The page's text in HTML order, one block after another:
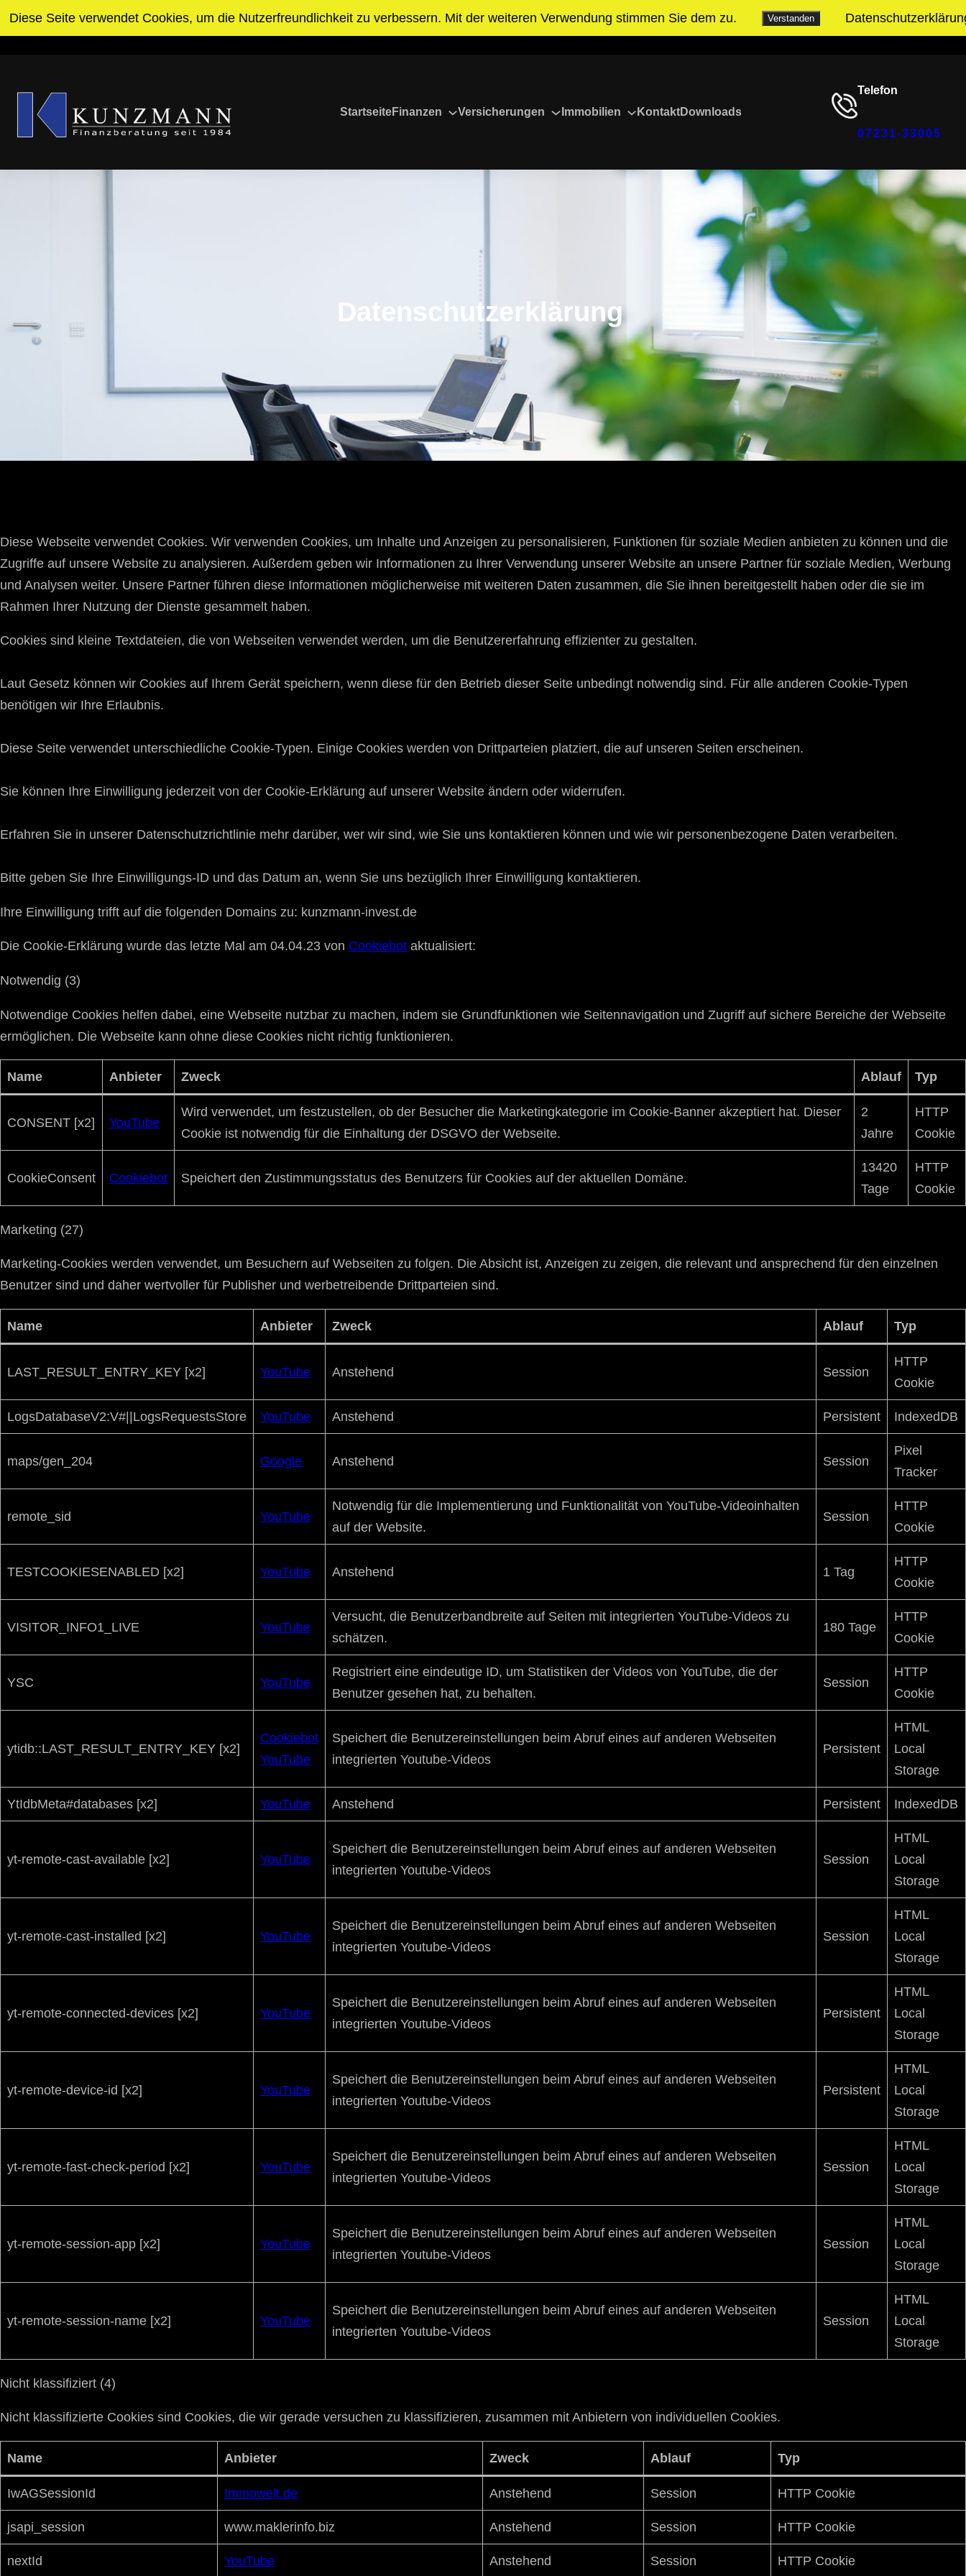
Zum
info@kunzmann-invest.de Weiterempfehlen >>> YouTube
Unser Instagram
StartseiteFinanzen Versicherungen Immobilien KontaktDownloads
Telefon
07231-33005
Datenschutzerklärung
Diese Webseite verwendet Cookies. Wir verwenden Cookies, um Inhalte und Anzeigen zu personalisieren, Funktionen für soziale Medien anbieten zu können und die
Zugriffe auf unsere Website zu analysieren. Außerdem geben wir Informationen zu Ihrer Verwendung unserer Website an unsere Partner für soziale Medien, Werbung
und Analysen weiter. Unsere Partner führen diese Informationen möglicherweise mit weiteren Daten zusammen, die Sie ihnen bereitgestellt haben oder die sie im
Rahmen Ihrer Nutzung der Dienste gesammelt haben.
Cookies sind kleine Textdateien, die von Webseiten verwendet werden, um die Benutzererfahrung effizienter zu gestalten.
Laut Gesetz können wir Cookies auf Ihrem Gerät speichern, wenn diese für den Betrieb dieser Seite unbedingt notwendig sind. Für alle anderen Cookie-Typen
benötigen wir Ihre Erlaubnis.
Diese Seite verwendet unterschiedliche Cookie-Typen. Einige Cookies werden von Drittparteien platziert, die auf unseren Seiten erscheinen.
Sie können Ihre Einwilligung jederzeit von der Cookie-Erklärung auf unserer Website ändern oder widerrufen.
Erfahren Sie in unserer Datenschutzrichtlinie mehr darüber, wer wir sind, wie Sie uns kontaktieren können und wie wir personenbezogene Daten verarbeiten.
Bitte geben Sie Ihre Einwilligungs-ID und das Datum an, wenn Sie uns bezüglich Ihrer Einwilligung kontaktieren.
Ihre Einwilligung trifft auf die folgenden Domains zu: kunzmann-invest.de
Die Cookie-Erklärung wurde das letzte Mal am 04.04.23 von Cookiebot aktualisiert:
Notwendig (3)
Notwendige Cookies helfen dabei, eine Webseite nutzbar zu machen, indem sie Grundfunktionen wie Seitennavigation und Zugriff auf sichere Bereiche der Webseite
ermöglichen. Die Webseite kann ohne diese Cookies nicht richtig funktionieren.
Name Anbieter Zweck Ablauf Typ
CONSENT [x2] YouTube
Wird verwendet, um festzustellen, ob der Besucher die Marketingkategorie im Cookie-Banner akzeptiert hat. Dieser
Cookie ist notwendig für die Einhaltung der DSGVO der Webseite.
2
Jahre
HTTP
Cookie
CookieConsent Cookiebot Speichert den Zustimmungsstatus des Benutzers für Cookies auf der aktuellen Domäne.
13420
Tage
HTTP
Cookie
Marketing (27)
Marketing-Cookies werden verwendet, um Besuchern auf Webseiten zu folgen. Die Absicht ist, Anzeigen zu zeigen, die relevant und ansprechend für den einzelnen
Benutzer sind und daher wertvoller für Publisher und werbetreibende Drittparteien sind.
Name Anbieter Zweck Ablauf Typ
LAST_RESULT_ENTRY_KEY [x2] YouTube Anstehend Session
HTTP
Cookie
LogsDatabaseV2:V#||LogsRequestsStore YouTube Anstehend Persistent IndexedDB
maps/gen_204 Google Anstehend Session
Pixel
Tracker
remote_sid YouTube
Notwendig für die Implementierung und Funktionalität von YouTube-Videoinhalten
auf der Website.
Session
HTTP
Cookie
TESTCOOKIESENABLED [x2] YouTube Anstehend 1 Tag
HTTP
Cookie
VISITOR_INFO1_LIVE YouTube
Versucht, die Benutzerbandbreite auf Seiten mit integrierten YouTube-Videos zu
schätzen.
180 Tage
HTTP
Cookie
YSC YouTube
Registriert eine eindeutige ID, um Statistiken der Videos von YouTube, die der
Benutzer gesehen hat, zu behalten.
Session
HTTP
Cookie
ytidb::LAST_RESULT_ENTRY_KEY [x2]
Cookiebot
YouTube
Speichert die Benutzereinstellungen beim Abruf eines auf anderen Webseiten
integrierten Youtube-Videos
Persistent
HTML
Local
Storage
YtIdbMeta#databases [x2] YouTube Anstehend Persistent IndexedDB
yt-remote-cast-available [x2] YouTube
Speichert die Benutzereinstellungen beim Abruf eines auf anderen Webseiten
integrierten Youtube-Videos
Session
HTML
Local
Storage
yt-remote-cast-installed [x2] YouTube
Speichert die Benutzereinstellungen beim Abruf eines auf anderen Webseiten
integrierten Youtube-Videos
Session
HTML
Local
Storage
yt-remote-connected-devices [x2] YouTube
Speichert die Benutzereinstellungen beim Abruf eines auf anderen Webseiten
integrierten Youtube-Videos
Persistent
HTML
Local
Storage
yt-remote-device-id [x2] YouTube
Speichert die Benutzereinstellungen beim Abruf eines auf anderen Webseiten
integrierten Youtube-Videos
Persistent
HTML
Local
Storage
yt-remote-fast-check-period [x2] YouTube
Speichert die Benutzereinstellungen beim Abruf eines auf anderen Webseiten
integrierten Youtube-Videos
Session
HTML
Local
Storage
yt-remote-session-app [x2] YouTube
Speichert die Benutzereinstellungen beim Abruf eines auf anderen Webseiten
integrierten Youtube-Videos
Session
HTML
Local
Storage
yt-remote-session-name [x2] YouTube
Speichert die Benutzereinstellungen beim Abruf eines auf anderen Webseiten
integrierten Youtube-Videos
Session
HTML
Local
Storage
Nicht klassifiziert (4)
Nicht klassifizierte Cookies sind Cookies, die wir gerade versuchen zu klassifizieren, zusammen mit Anbietern von individuellen Cookies.
Name Anbieter Zweck Ablauf Typ
IwAGSessionId Immowelt.de Anstehend Session HTTP Cookie
jsapi_session www.maklerinfo.biz Anstehend Session HTTP Cookie
nextId YouTube Anstehend Session HTTP Cookie
Diese Seite verwendet Cookies, um die Nutzerfreundlichkeit zu verbessern. Mit der weiteren Verwendung stimmen Sie dem zu. Verstanden